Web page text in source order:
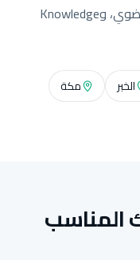
ترتيب محلي مدينة بمدينة , Map Pack، عضوي، وKnowledge
الخبر
مكة
المناسب